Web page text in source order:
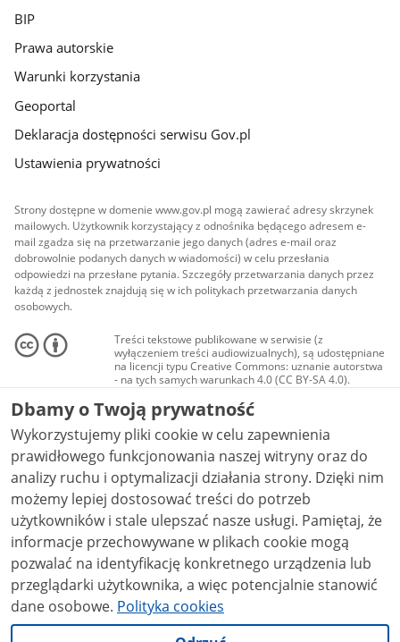
BIP
Prawa autorskie
Warunki korzystania
Geoportal
Deklaracja dostępności serwisu Gov.pl
Ustawienia prywatności
Strony dostępne w domenie www.gov.pl mogą zawierać adresy skrzynek
mailowych. Użytkownik korzystający z odnośnika będącego adresem e-
mail zgadza się na przetwarzanie jego danych (adres e-mail oraz
dobrowolnie podanych danych w wiadomości) w celu przesłania
odpowiedzi na przesłane pytania. Szczegóły przetwarzania danych przez
każdą z jednostek znajdują się w ich politykach przetwarzania danych
osobowych.
Treści tekstowe publikowane w serwisie (z
wyłączeniem treści audiowizualnych), są udostępniane
na licencji typu Creative Commons: uznanie autorstwa
- na tych samych warunkach 4.0 (CC BY-SA 4.0).
Materiały audiowizualne, w tym zdjęcia, materiały
audio i wideo, są udostępniane na licencji typu
Creative Commons: uznanie autorstwa użycie
niekomercyjne - bez utworów zależnych 4.0 (CC BY-
NC-ND 4.0), o ile nie jest to stwierdzone inaczej.
Dbamy o Twoją prywatność
Wykorzystujemy pliki cookie w celu zapewnienia
prawidłowego funkcjonowania naszej witryny oraz do
analizy ruchu i optymalizacji działania strony. Dzięki nim
możemy lepiej dostosować treści do potrzeb
użytkowników i stale ulepszać nasze usługi. Pamiętaj, że
informacje przechowywane w plikach cookie mogą
pozwalać na identyfikację konkretnego urządzenia lub
przeglądarki użytkownika, a więc potencjalnie stanowić
dane osobowe. Polityka cookies